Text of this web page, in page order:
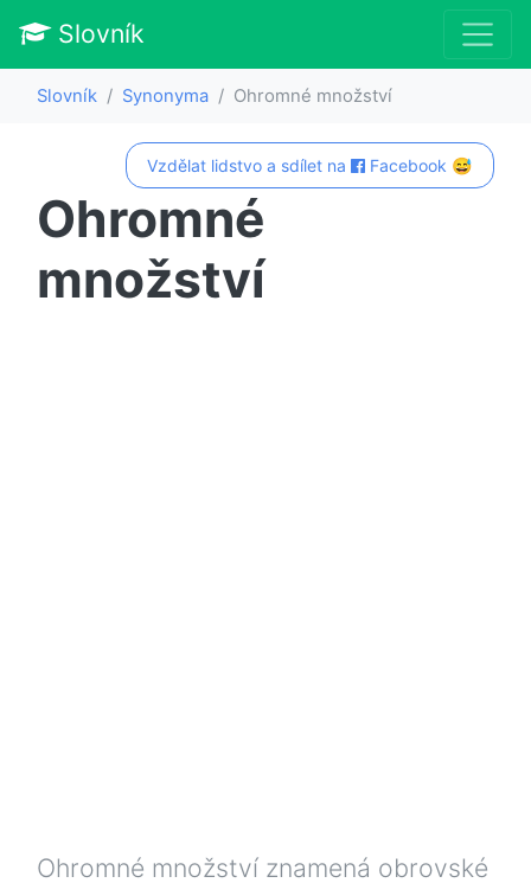
Slovník
Slovník Synonyma Ohromné množství
Vzdělat lidstvo a sdílet na Facebook 😅
Ohromné
množství
Ohromné množství znamená obrovské